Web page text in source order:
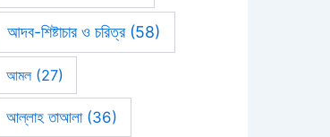
আদব-শিষ্টাচার ও চরিত্র(58)
আমল(27)
আল্লাহ তাআলা(36)